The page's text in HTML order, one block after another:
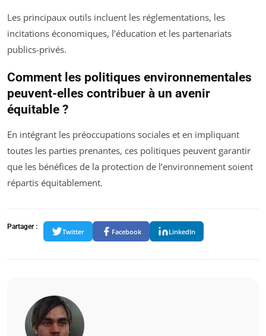
Les principaux outils incluent les réglementations, les
incitations économiques, l’éducation et les partenariats
publics-privés.
Comment les politiques environnementales
peuvent-elles contribuer à un avenir
équitable ?
En intégrant les préoccupations sociales et en impliquant
toutes les parties prenantes, ces politiques peuvent garantir
que les bénéfices de la protection de l’environnement soient
répartis équitablement.
Partager :
Twitter Facebook LinkedIn